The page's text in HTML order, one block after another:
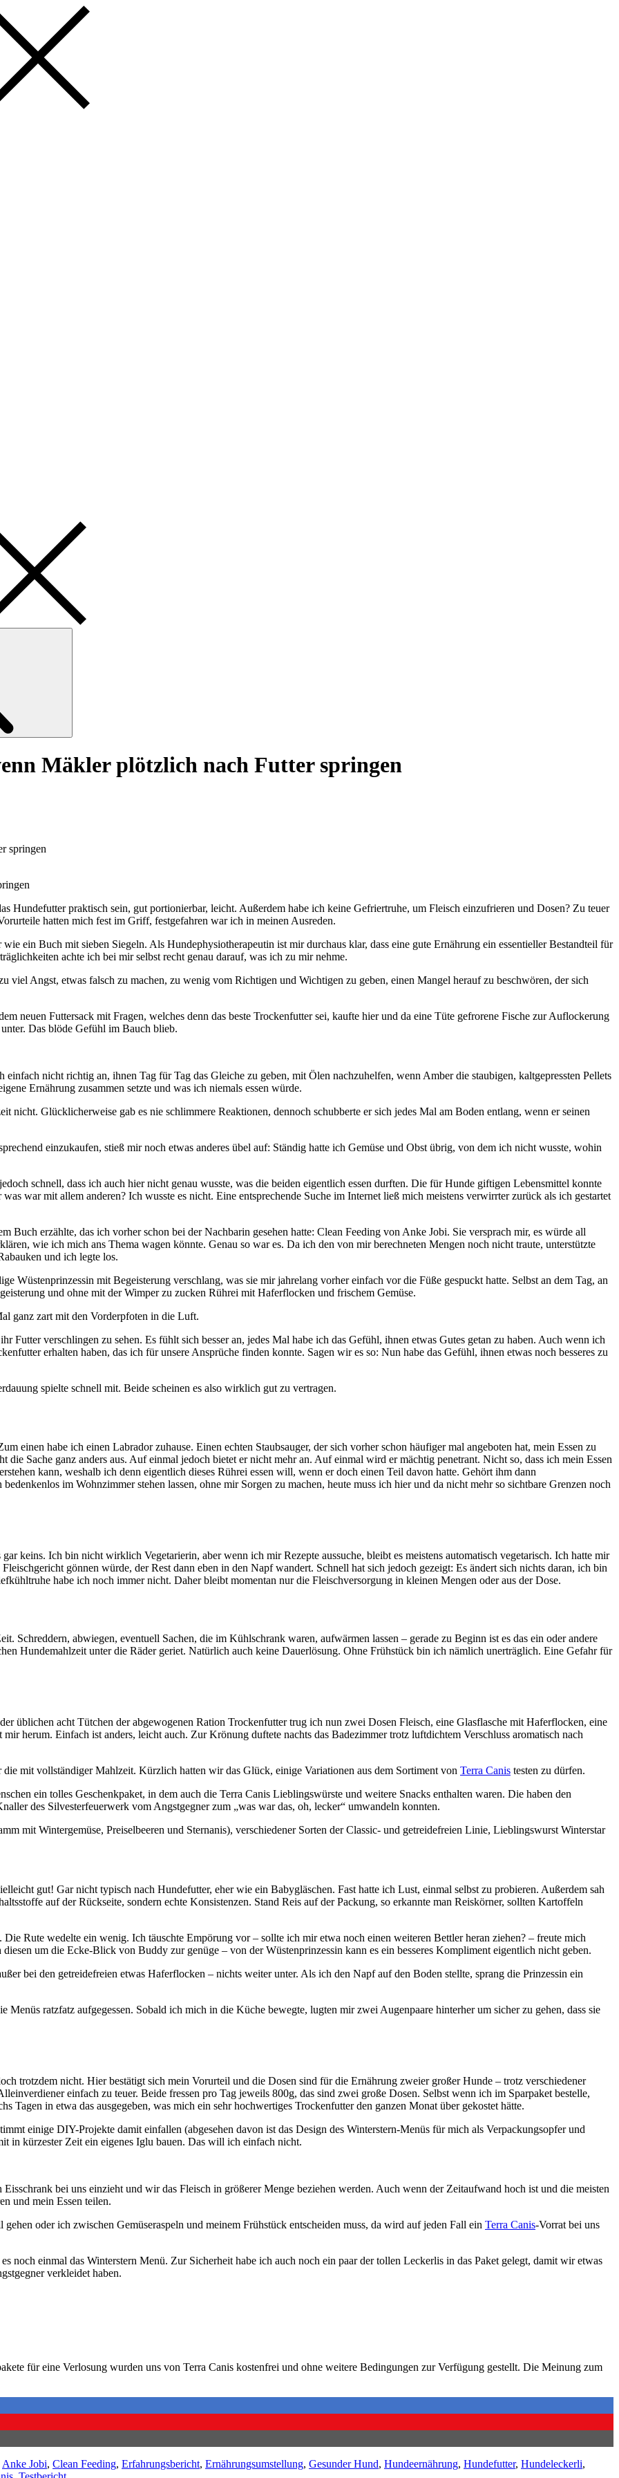
Mäkler plötzlich nach Futter springen
springen
Hundefutter praktisch sein, gut portionierbar, leicht. Außerdem habe ich keine Gefriertruhe, um Fleisch einzufrieren und Dosen? Zu teuer
hatten mich fest im Griff, festgefahren war ich in meinen Ausreden.
ein Buch mit sieben Siegeln. Als Hundephysiotherapeutin ist mir durchaus klar, dass eine gute Ernährung ein essentieller Bestandteil für
achte ich bei mir selbst recht genau darauf, was ich zu mir nehme.
viel Angst, etwas falsch zu machen, zu wenig vom Richtigen und Wichtigen zu geben, einen Mangel herauf zu beschwören, der sich
neuen Futtersack mit Fragen, welches denn das beste Trockenfutter sei, kaufte hier und da eine Tüte gefrorene Fische zur Auflockerung
Das blöde Gefühl im Bauch blieb.
nicht richtig an, ihnen Tag für Tag das Gleiche zu geben, mit Ölen nachzuhelfen, wenn Amber die staubigen, kaltgepressten Pellets
Ernährung zusammen setzte und was ich niemals essen würde.
nicht. Glücklicherweise gab es nie schlimmere Reaktionen, dennoch schubberte er sich jedes Mal am Boden entlang, wenn er seinen
einzukaufen, stieß mir noch etwas anderes übel auf: Ständig hatte ich Gemüse und Obst übrig, von dem ich nicht wusste, wohin
schnell, dass ich auch hier nicht genau wusste, was die beiden eigentlich essen durften. Die für Hunde giftigen Lebensmittel konnte
war mit allem anderen? Ich wusste es nicht. Eine entsprechende Suche im Internet ließ mich meistens verwirrter zurück als ich gestartet
Buch erzählte, das ich vorher schon bei der Nachbarin gesehen hatte: Clean Feeding von Anke Jobi. Sie versprach mir, es würde all
wie ich mich ans Thema wagen könnte. Genau so war es. Da ich den von mir berechneten Mengen noch nicht traute, unterstützte
und ich legte los.
Wüstenprinzessin mit Begeisterung verschlang, was sie mir jahrelang vorher einfach vor die Füße gespuckt hatte. Selbst an dem Tag, an
und ohne mit der Wimper zu zucken Rührei mit Haferflocken und frischem Gemüse.
ganz zart mit den Vorderpfoten in die Luft.
Futter verschlingen zu sehen. Es fühlt sich besser an, jedes Mal habe ich das Gefühl, ihnen etwas Gutes getan zu haben. Auch wenn ich
erhalten haben, das ich für unsere Ansprüche finden konnte. Sagen wir es so: Nun habe das Gefühl, ihnen etwas noch besseres zu
spielte schnell mit. Beide scheinen es also wirklich gut zu vertragen.
einen habe ich einen Labrador zuhause. Einen echten Staubsauger, der sich vorher schon häufiger mal angeboten hat, mein Essen zu
die Sache ganz anders aus. Auf einmal jedoch bietet er nicht mehr an. Auf einmal wird er mächtig penetrant. Nicht so, dass ich mein Essen
kann, weshalb ich denn eigentlich dieses Rührei essen will, wenn er doch einen Teil davon hatte. Gehört ihm dann
im Wohnzimmer stehen lassen, ohne mir Sorgen zu machen, heute muss ich hier und da nicht mehr so sichtbare Grenzen noch
keins. Ich bin nicht wirklich Vegetarierin, aber wenn ich mir Rezepte aussuche, bleibt es meistens automatisch vegetarisch. Ich hatte mir
gönnen würde, der Rest dann eben in den Napf wandert. Schnell hat sich jedoch gezeigt: Es ändert sich nichts daran, ich bin
habe ich noch immer nicht. Daher bleibt momentan nur die Fleischversorgung in kleinen Mengen oder aus der Dose.
Schreddern, abwiegen, eventuell Sachen, die im Kühlschrank waren, aufwärmen lassen – gerade zu Beginn ist es das ein oder andere
Hundemahlzeit unter die Räder geriet. Natürlich auch keine Dauerlösung. Ohne Frühstück bin ich nämlich unerträglich. Eine Gefahr für
üblichen acht Tütchen der abgewogenen Ration Trockenfutter trug ich nun zwei Dosen Fleisch, eine Glasflasche mit Haferflocken, eine
mir herum. Einfach ist anders, leicht auch. Zur Krönung duftete nachts das Badezimmer trotz luftdichtem Verschluss aromatisch nach
mit vollständiger Mahlzeit. Kürzlich hatten wir das Glück, einige Variationen aus dem Sortiment von Terra Canis testen zu dürfen.
ein tolles Geschenkpaket, in dem auch die Terra Canis Lieblingswürste und weitere Snacks enthalten waren. Die haben den
des Silvesterfeuerwerk vom Angstgegner zum „was war das, oh, lecker“ umwandeln konnten.
mit Wintergemüse, Preiselbeeren und Sternanis), verschiedener Sorten der Classic- und getreidefreien Linie, Lieblingswurst Winterstar
gut! Gar nicht typisch nach Hundefutter, eher wie ein Babygläschen. Fast hatte ich Lust, einmal selbst zu probieren. Außerdem sah
auf der Rückseite, sondern echte Konsistenzen. Stand Reis auf der Packung, so erkannte man Reiskörner, sollten Kartoffeln
Rute wedelte ein wenig. Ich täuschte Empörung vor – sollte ich mir etwa noch einen weiteren Bettler heran ziehen? – freute mich
um die Ecke-Blick von Buddy zur genüge – von der Wüstenprinzessin kann es ein besseres Kompliment eigentlich nicht geben.
bei den getreidefreien etwas Haferflocken – nichts weiter unter. Als ich den Napf auf den Boden stellte, sprang die Prinzessin ein
Menüs ratzfatz aufgegessen. Sobald ich mich in die Küche bewegte, lugten mir zwei Augenpaare hinterher um sicher zu gehen, dass sie
trotzdem nicht. Hier bestätigt sich mein Vorurteil und die Dosen sind für die Ernährung zweier großer Hunde – trotz verschiedener
einfach zu teuer. Beide fressen pro Tag jeweils 800g, das sind zwei große Dosen. Selbst wenn ich im Sparpaket bestelle,
Tagen in etwa das ausgegeben, was mich ein sehr hochwertiges Trockenfutter den ganzen Monat über gekostet hätte.
einige DIY-Projekte damit einfallen (abgesehen davon ist das Design des Winterstern-Menüs für mich als Verpackungsopfer und
in kürzester Zeit ein eigenes Iglu bauen. Das will ich einfach nicht.
Eisschrank bei uns einzieht und wir das Fleisch in größerer Menge beziehen werden. Auch wenn der Zeitaufwand hoch ist und die meisten
und mein Essen teilen.
gehen oder ich zwischen Gemüseraspeln und meinem Frühstück entscheiden muss, da wird auf jeden Fall ein Terra Canis-Vorrat bei uns
noch einmal das Winterstern Menü. Zur Sicherheit habe ich auch noch ein paar der tollen Leckerlis in das Paket gelegt, damit wir etwas
verkleidet haben.
für eine Verlosung wurden uns von Terra Canis kostenfrei und ohne weitere Bedingungen zur Verfügung gestellt. Die Meinung zum
Anke Jobi, Clean Feeding, Erfahrungsbericht, Ernährungsumstellung, Gesunder Hund, Hundeernährung, Hundefutter, Hundeleckerli,